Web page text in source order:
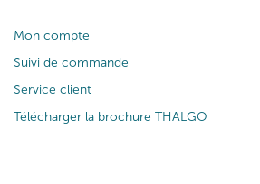
Mon compte
Suivi de commande
Service client
Télécharger la brochure THALGO